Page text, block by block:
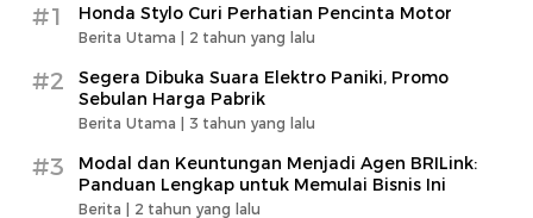
#1 Honda Stylo Curi Perhatian Pencinta Motor
Berita Utama | 2 tahun yang lalu
#2
Segera Dibuka Suara Elektro Paniki, Promo
Sebulan Harga Pabrik
Berita Utama | 3 tahun yang lalu
#3
Modal dan Keuntungan Menjadi Agen BRILink:
Panduan Lengkap untuk Memulai Bisnis Ini
Berita | 2 tahun yang lalu